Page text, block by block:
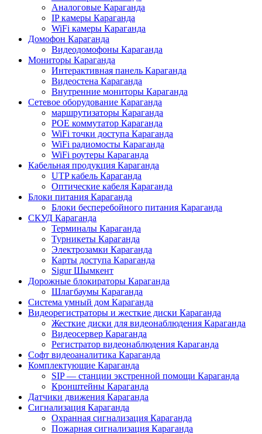
Аналоговые Караганда
IP камеры Караганда
WiFi камеры Караганда
Домофон Караганда
Видеодомофоны Караганда
Мониторы Караганда
Интерактивная панель Караганда
Видеостена Караганда
Внутренние мониторы Караганда
Сетевое оборудование Караганда
маршрутизаторы Караганда
POE коммутатор Караганда
WiFi точки доступа Караганда
WiFi радиомосты Караганда
WiFi роутеры Караганда
Кабельная продукция Караганда
UTP кабель Караганда
Оптические кабеля Караганда
Блоки питания Караганда
Блоки бесперебойного питания Караганда
СКУД Караганда
Терминалы Караганда
Турникеты Караганда
Электрозамки Караганда
Карты доступа Караганда
Sigur Шымкент
Дорожные блокираторы Караганда
Шлагбаумы Караганда
Система умный дом Караганда
Видеорегистраторы и жесткие диски Караганда
Жесткие диски для видеонаблюдения Караганда
Видеосервер Караганда
Регистратор видеонаблюдения Караганда
Софт видеоаналитика Караганда
Комплектующие Караганда
SIP — станции экстренной помощи Караганда
Кронштейны Караганда
Датчики движения Караганда
Сигнализация Караганда
Охранная сигнализация Караганда
Пожарная сигнализация Караганда